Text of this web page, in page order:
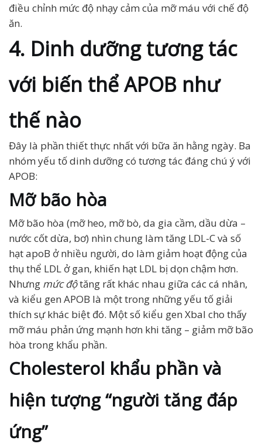
điều chỉnh mức độ nhạy cảm của mỡ máu với chế độ
ăn.
4. Dinh dưỡng tương tác
với biến thể APOB như
thế nào
Đây là phần thiết thực nhất với bữa ăn hằng ngày. Ba
nhóm yếu tố dinh dưỡng có tương tác đáng chú ý với
APOB:
Mỡ bão hòa
Mỡ bão hòa (mỡ heo, mỡ bò, da gia cầm, dầu dừa –
nước cốt dừa, bơ) nhìn chung làm tăng LDL-C và số
hạt apoB ở nhiều người, do làm giảm hoạt động của
thụ thể LDL ở gan, khiến hạt LDL bị dọn chậm hơn.
Nhưng mức độtăng rất khác nhau giữa các cá nhân,
và kiểu gen APOB là một trong những yếu tố giải
thích sự khác biệt đó. Một số kiểu gen XbaI cho thấy
mỡ máu phản ứng mạnh hơn khi tăng – giảm mỡ bão
hòa trong khẩu phần.
Cholesterol khẩu phần và
hiện tượng “người tăng đáp
ứng”